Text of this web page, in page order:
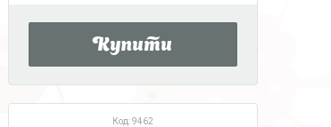
Купити
9462